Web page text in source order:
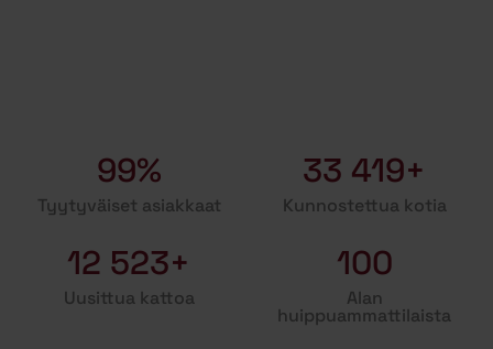
99%
Tyytyväiset asiakkaat
33 419+
Kunnostettua kotia
12 523+
Uusittua kattoa
100
Alan
huippuammattilaista